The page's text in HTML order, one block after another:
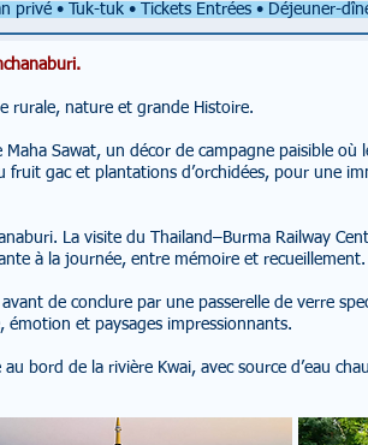
privé • Tuk-tuk• Tickets Entrées • Déjeuner-
rurale, nature et grande Histoire.
Sawat, un décor de campagne paisible où
gac et plantations d’orchidées, pour une
La visite du Thailand–Burma Railway
à la journée, entre mémoire et recueillement.
de conclure par une passerelle de verre
et paysages impressionnants.
bord de la rivière Kwai, avec source d’eau